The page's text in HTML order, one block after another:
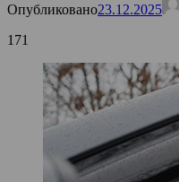
Опубликовано23.12.2025
171